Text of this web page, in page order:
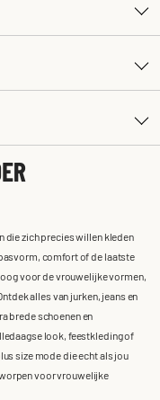
die zich precies willen kleden
comfort of de laatste
voor de vrouwelijke vormen,
alles van jurken, jeans en
brede schoenen en
look, feestkleding of
size mode die echt als jou
voor vrouwelijke